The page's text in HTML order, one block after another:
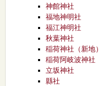
神館神社
福地神明社
福江神明社
秋葉神社
稲荷神社（新地）
稲荷阿岐波神社
立坂神社
縣社